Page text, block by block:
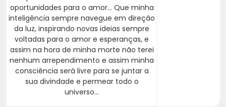
oportunidades para o amor... Que minha
inteligência sempre navegue em direção
da luz, inspirando novas ideias sempre
voltadas para o amor e esperanças, e
assim na hora de minha morte não terei
nenhum arrependimento e assim minha
consciência será livre para se juntar a
sua divindade e permear todo o
universo...